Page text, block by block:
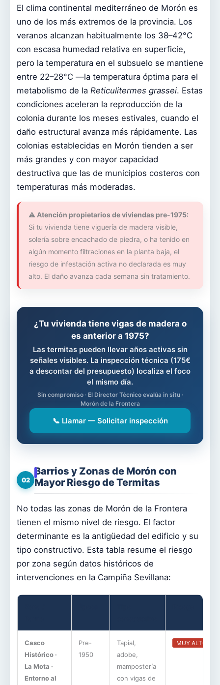
El clima continental mediterráneo de Morón es
uno de los más extremos de la provincia. Los
veranos alcanzan habitualmente los 38–42°C
con escasa humedad relativa en superficie,
pero la temperatura en el subsuelo se mantiene
entre 22–28°C —la temperatura óptima para el
metabolismo de la Reticulitermes grassei. Estas
condiciones aceleran la reproducción de la
colonia durante los meses estivales, cuando el
daño estructural avanza más rápidamente. Las
colonias establecidas en Morón tienden a ser
más grandes y con mayor capacidad
destructiva que las de municipios costeros con
temperaturas más moderadas.
⚠️ Atención propietarios de viviendas pre-1975:
Si tu vivienda tiene viguería de madera visible,
solería sobre encachado de piedra, o ha tenido en
algún momento filtraciones en la planta baja, el
riesgo de infestación activa no declarada es muy
alto. El daño avanza cada semana sin tratamiento.
¿Tu vivienda tiene vigas de madera o
es anterior a 1975?
Las termitas pueden llevar años activas sin
señales visibles. La inspección técnica (175€
a descontar del presupuesto) localiza el foco
el mismo día.
Sin compromiso · El Director Técnico evalúa in situ ·
Morón de la Frontera
📞 Llamar — Solicitar inspección
02
Barrios y Zonas de Morón con
Mayor Riesgo de Termitas
No todas las zonas de Morón de la Frontera
tienen el mismo nivel de riesgo. El factor
determinante es la antigüedad del edificio y su
tipo constructivo. Esta tabla resume el riesgo
por zona según datos históricos de
intervenciones en la Campiña Sevillana:
Casco
Histórico ·
La Mota ·
Entorno al
Pre-
1950
Tapial,
adobe,
mampostería
con vigas de
MUY ALTO